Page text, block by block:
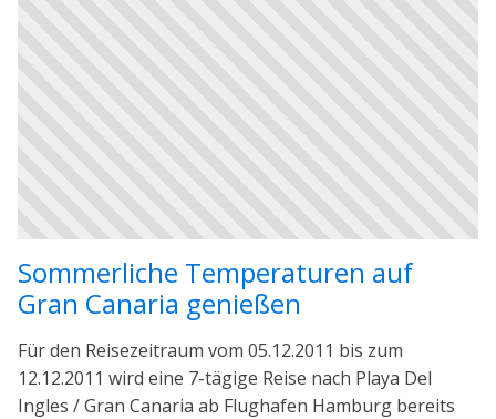
Sommerliche Temperaturen auf
Gran Canaria genießen
Für den Reisezeitraum vom 05.12.2011 bis zum
12.12.2011 wird eine 7-tägige Reise nach Playa Del
Ingles / Gran Canaria ab Flughafen Hamburg bereits